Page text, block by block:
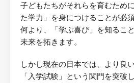
子どもたちがそれらを育むため
た学力」を身につけることが必
何より、「学ぶ喜び」を知るこ
未来を拓きます。
しかし現在の日本では、より良
「入学試験」という関門を突破